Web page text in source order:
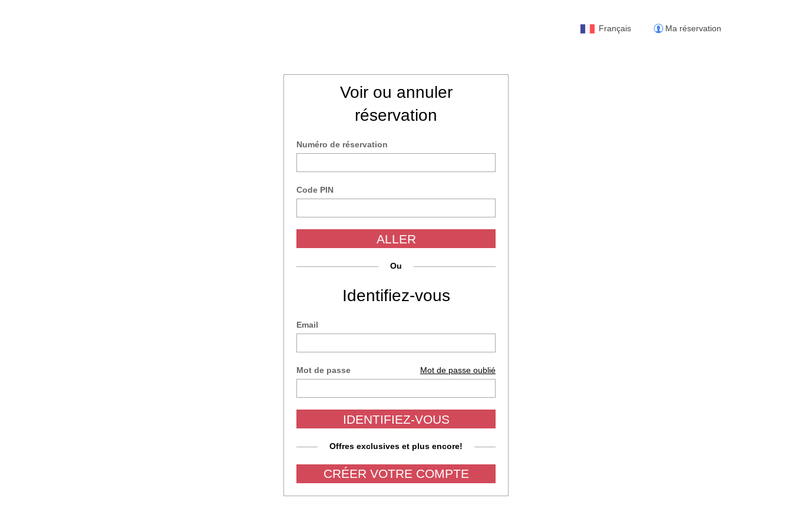
Ma réservation
Français
Voir ou annuler
réservation
Numéro de réservation
Code PIN
ALLER
Ou
Identifiez-vous
Email
Mot de passe Mot de passe oublié
IDENTIFIEZ-VOUS
Offres exclusives et plus encore!
CRÉER VOTRE COMPTE
Adresse e-mail
ENVOYER